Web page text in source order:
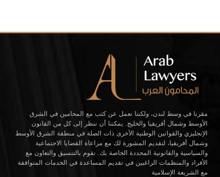
مقرنا في وسط لندن، ولكننا نعمل عن كثب مع المحامين في الشرق
الأوسط وشمال أفريقيا والخليج. يمكننا أن ننظر إلى كل من القانون
الإنجليزي والقوانين الوطنية الأخرى ذات الصلة في منطقة الشرق الأوسط
وشمال أفريقيا، لتقديم المشورة لك مع مراعاة القضايا الاجتماعية
والسياسية والقانونية المحددة الخاصة بك. نقوم بالتنسيق والتعاون مع
الأفراد والمنظمات الراغبين في تقديم المساعدة في الخدمات المتوافقة
مع الشريعة الإسلامية